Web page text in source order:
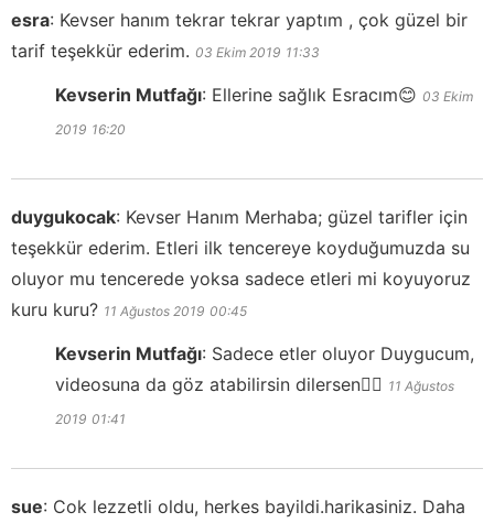
esra: Kevser hanım tekrar tekrar yaptım , çok güzel bir
tarif teşekkür ederim. 03 Ekim 2019 11:33
Kevserin Mutfağı: Ellerine sağlık Esracım😊 03 Ekim
2019 16:20
duygukocak: Kevser Hanım Merhaba; güzel tarifler için
teşekkür ederim. Etleri ilk tencereye koyduğumuzda su
oluyor mu tencerede yoksa sadece etleri mi koyuyoruz
kuru kuru? 11 Ağustos 2019 00:45
Kevserin Mutfağı: Sadece etler oluyor Duygucum,
videosuna da göz atabilirsin dilersen👍🏻 11 Ağustos
2019 01:41
sue: Cok lezzetli oldu, herkes bayildi.harikasiniz. Daha